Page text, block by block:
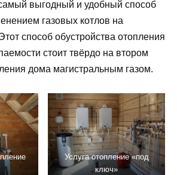
выгодный и удобный способ
газовых котлов на
способ обустройства отопления
стоит твёрдо на втором
дома магистральным газом.
Услуга отопление «под
ключ»